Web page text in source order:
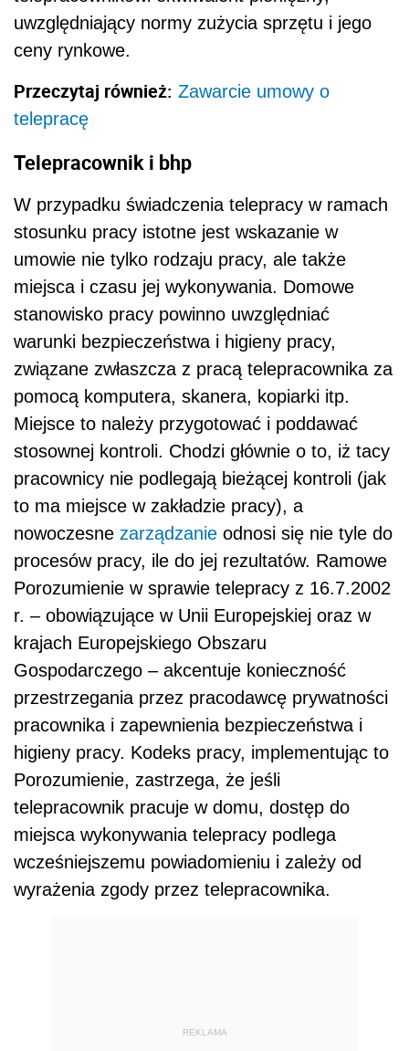
uwzględniający normy zużycia sprzętu i jego
ceny rynkowe.
Przeczytaj również: Zawarcie umowy o
telepracę
Telepracownik i bhp
W przypadku świadczenia telepracy w ramach
stosunku pracy istotne jest wskazanie w
umowie nie tylko rodzaju pracy, ale także
miejsca i czasu jej wykonywania. Domowe
stanowisko pracy powinno uwzględniać
warunki bezpieczeństwa i higieny pracy,
związane zwłaszcza z pracą telepracownika za
pomocą komputera, skanera, kopiarki itp.
Miejsce to należy przygotować i poddawać
stosownej kontroli. Chodzi głównie o to, iż tacy
pracownicy nie podlegają bieżącej kontroli (jak
to ma miejsce w zakładzie pracy), a
nowoczesne zarządzanie odnosi się nie tyle do
procesów pracy, ile do jej rezultatów. Ramowe
Porozumienie w sprawie telepracy z 16.7.2002
r. – obowiązujące w Unii Europejskiej oraz w
krajach Europejskiego Obszaru
Gospodarczego – akcentuje konieczność
przestrzegania przez pracodawcę prywatności
pracownika i zapewnienia bezpieczeństwa i
higieny pracy. Kodeks pracy, implementując to
Porozumienie, zastrzega, że jeśli
telepracownik pracuje w domu, dostęp do
miejsca wykonywania telepracy podlega
wcześniejszemu powiadomieniu i zależy od
wyrażenia zgody przez telepracownika.
REKLAMA